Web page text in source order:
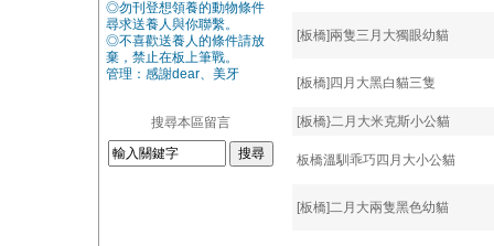
◎勿刊登想領養的動物條件
尋求送養人與你聯繫。
◎不喜歡送養人的條件請放
棄，禁止在板上筆戰。
管理：感謝dear、美牙
搜尋本區留言
[板橋]兩隻三月大獨眼幼貓
[板橋]四月大黑白貓三隻
[板橋}二月大米克斯小公貓
板橋溫馴乖巧四月大小公貓
[板橋]二月大兩隻黑色幼貓